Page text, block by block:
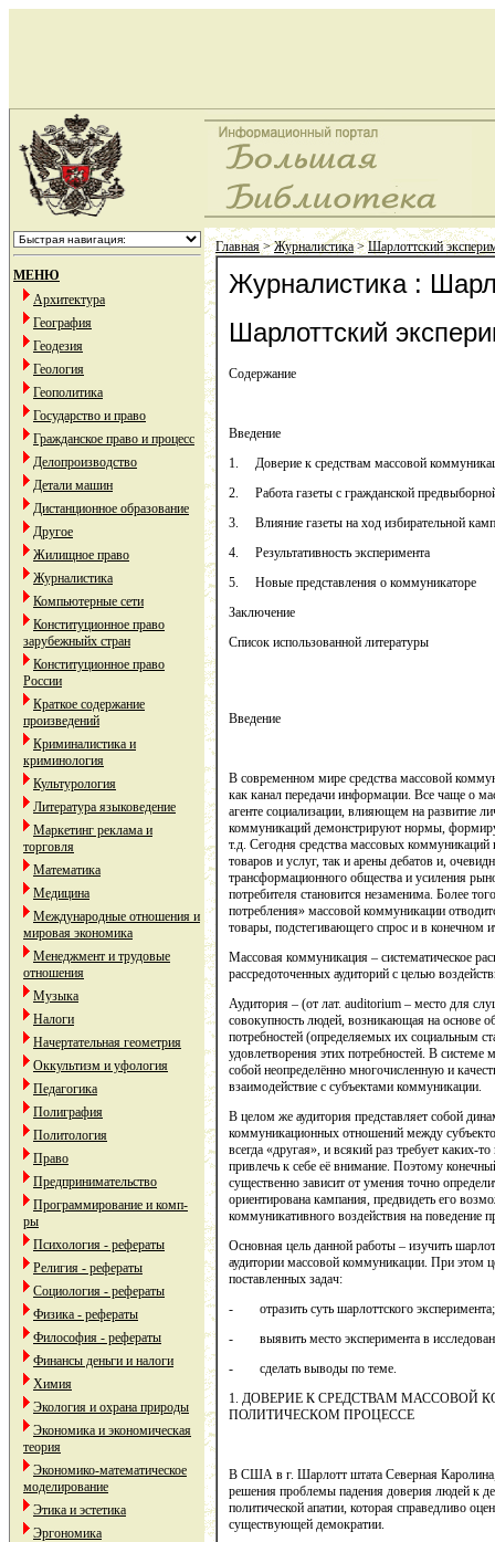
МЕНЮ
Архитектура
География
Геодезия
Геология
Геополитика
Государство и право
Гражданское право и процесс
Делопроизводство
Детали машин
Дистанционное образование
Другое
Жилищное право
Журналистика
Компьютерные сети
Конституционное право
зарубежныйх стран
Конституционное право
России
Краткое содержание
произведений
Криминалистика и
криминология
Культурология
Литература языковедение
Маркетинг реклама и
торговля
Математика
Медицина
Международные отношения и
мировая экономика
Менеджмент и трудовые
отношения
Музыка
Налоги
Начертательная геометрия
Оккультизм и уфология
Педагогика
Полиграфия
Политология
Право
Предпринимательство
Программирование и комп-
ры
Психология - рефераты
Религия - рефераты
Социология - рефераты
Физика - рефераты
Философия - рефераты
Финансы деньги и налоги
Химия
Экология и охрана природы
Экономика и экономическая
теория
Экономико-математическое
моделирование
Этика и эстетика
Эргономика
Главная>Журналистика>Шарлоттский
Журналистика :
Шарлоттский
Содержание
Введение
1. Доверие к средствам массовой
2. Работа газеты с гражданской
3. Влияние газеты на ход избирательной
4. Результативность эксперимента
5. Новые представления о коммуникаторе
Заключение
Список использованной литературы
Введение
В современном мире средства массовой
как канал передачи информации. Все чаще о
агенте социализации, влияющем на развитие
коммуникаций демонстрируют нормы,
т.д. Сегодня средства массовых
товаров и услуг, так и арены дебатов и,
трансформационного общества и усиления
потребителя становится незаменима. Более
потребления» массовой коммуникации
товары, подстегивающего спрос и в конечном
Массовая коммуникация – систематическое
рассредоточенных аудиторий с целью
Аудитория – (от лат. аuditorium – место для
совокупность людей, возникающая на основе
потребностей (определяемых их социальным
удовлетворения этих потребностей. В системе
собой неопределённо многочисленную и
взаимодействие с субъектами коммуникации.
В целом же аудитория представляет собой
коммуникационных отношений между
всегда «другая», и всякий раз требует каких-
привлечь к себе её внимание. Поэтому
существенно зависит от умения точно
ориентирована кампания, предвидеть его
коммуникативного воздействия на поведение
Основная цель данной работы – изучить
аудитории массовой коммуникации. При этом
поставленных задач:
- отразить суть шарлоттского эксперимента;
- выявить место эксперимента в
- сделать выводы по теме.
1. ДОВЕРИЕ К СРЕДСТВАМ МАССОВОЙ
ПОЛИТИЧЕСКОМ ПРОЦЕССЕ
В США в г. Шарлотт штата Северная Каролина,
решения проблемы падения доверия людей к
политической апатии, которая справедливо
существующей демократии.